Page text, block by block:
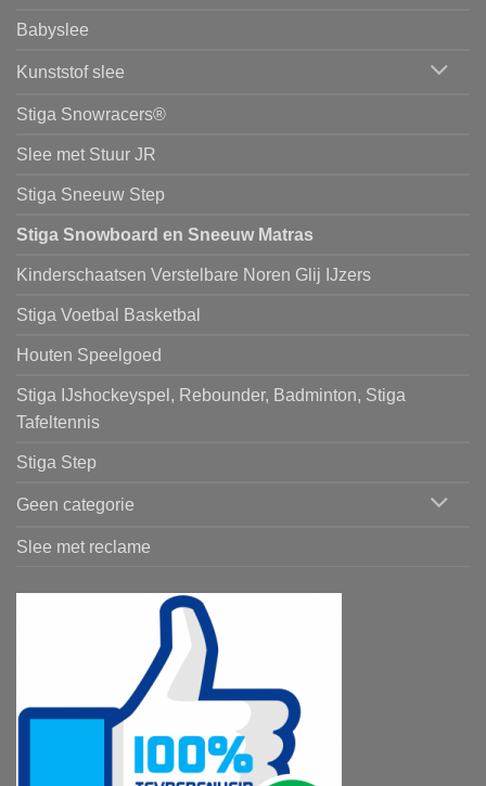
Babyslee
Kunststof slee
Stiga Snowracers®
Slee met Stuur JR
Stiga Sneeuw Step
Stiga Snowboard en Sneeuw Matras
Kinderschaatsen Verstelbare Noren Glij IJzers
Stiga Voetbal Basketbal
Houten Speelgoed
Stiga IJshockeyspel, Rebounder, Badminton, Stiga
Tafeltennis
Stiga Step
Geen categorie
Slee met reclame